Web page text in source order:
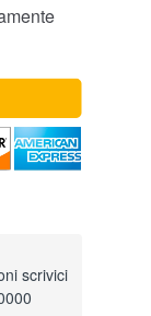
scrivici